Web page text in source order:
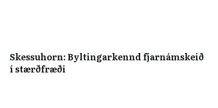
Skessuhorn: Byltingarkennd fjarnámskeið
í stærðfræði